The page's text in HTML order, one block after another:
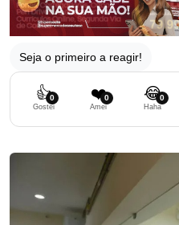
Seja o primeiro a reagir!
👍0
Gostei
❤️0
Amei
😂0
Haha